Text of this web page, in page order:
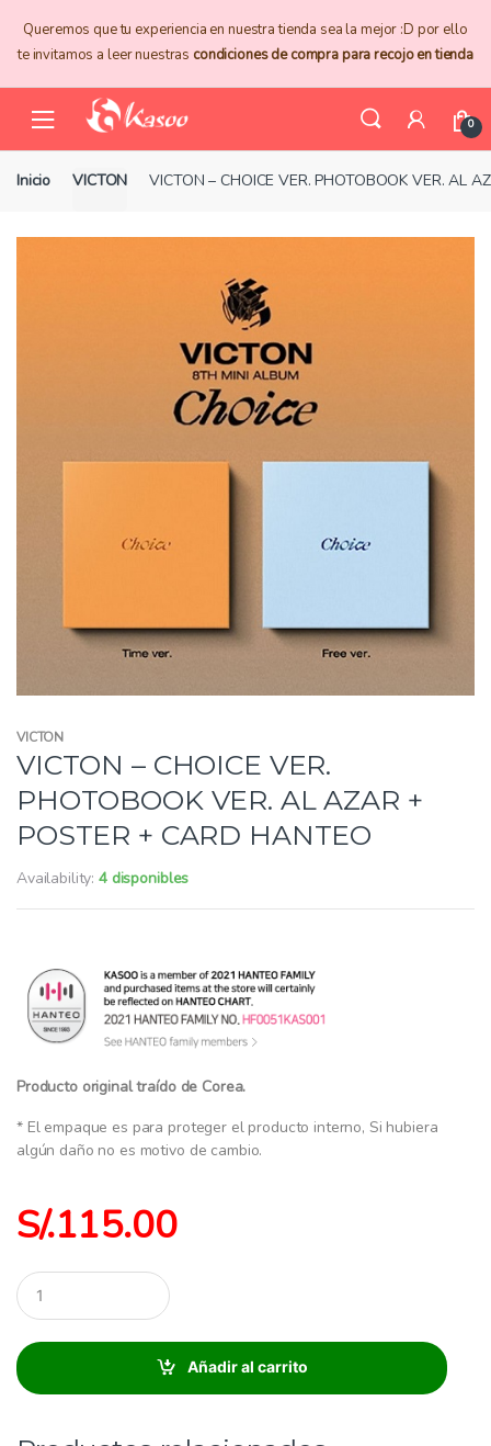
navigation
content
Queremos que tu experiencia en nuestra tienda sea la mejor :D por ello
te invitamos a leer nuestras condiciones de compra para recojo en tienda
0
Inicio VICTON VICTON – CHOICE VER. PHOTOBOOK VER. AL
VICTON
VICTON – CHOICE VER.
PHOTOBOOK VER. AL AZAR +
POSTER + CARD HANTEO
Availability:4 disponibles
Producto original traído de Corea.
* El empaque es para proteger el producto interno, Si hubiera
algún daño no es motivo de cambio.
S/.115.00
C
a
n
i
d
Añadir al carrito